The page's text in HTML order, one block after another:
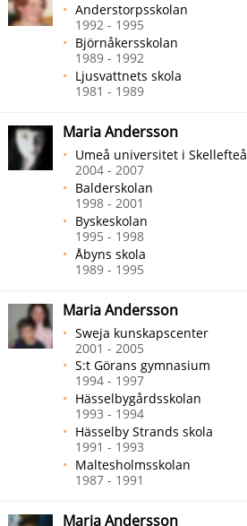
Anderstorpsskolan
1992 - 1995
Björnåkersskolan
1989 - 1992
Ljusvattnets skola
1981 - 1989
Maria Andersson
Umeå universitet i Skellefteå
2004 - 2007
Balderskolan
1998 - 2001
Byskeskolan
1995 - 1998
Åbyns skola
1989 - 1995
Maria Andersson
Sweja kunskapscenter
2001 - 2005
S:t Görans gymnasium
1994 - 1997
Hässelbygårdsskolan
1993 - 1994
Hässelby Strands skola
1991 - 1993
Maltesholmsskolan
1987 - 1991
Maria Andersson